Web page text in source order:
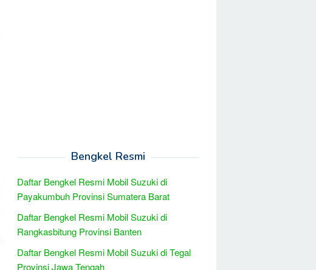
Bengkel Resmi
Daftar Bengkel Resmi Mobil Suzuki di
Payakumbuh Provinsi Sumatera Barat
Daftar Bengkel Resmi Mobil Suzuki di
Rangkasbitung Provinsi Banten
Daftar Bengkel Resmi Mobil Suzuki di Tegal
Provinsi Jawa Tengah